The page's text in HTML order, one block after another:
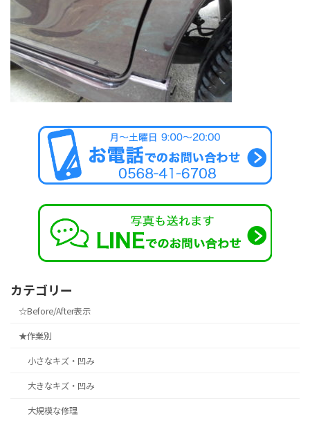
カテゴリー
☆Before/After表示
★作業別
小さなキズ・凹み
大きなキズ・凹み
大規模な修理